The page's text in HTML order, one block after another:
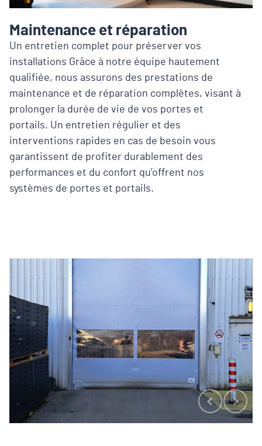
Maintenance et réparation
Un entretien complet pour préserver vos
installations Grâce à notre équipe hautement
qualifiée, nous assurons des prestations de
maintenance et de réparation complètes, visant à
prolonger la durée de vie de vos portes et
portails. Un entretien régulier et des
interventions rapides en cas de besoin vous
garantissent de profiter durablement des
performances et du confort qu’offrent nos
systèmes de portes et portails.